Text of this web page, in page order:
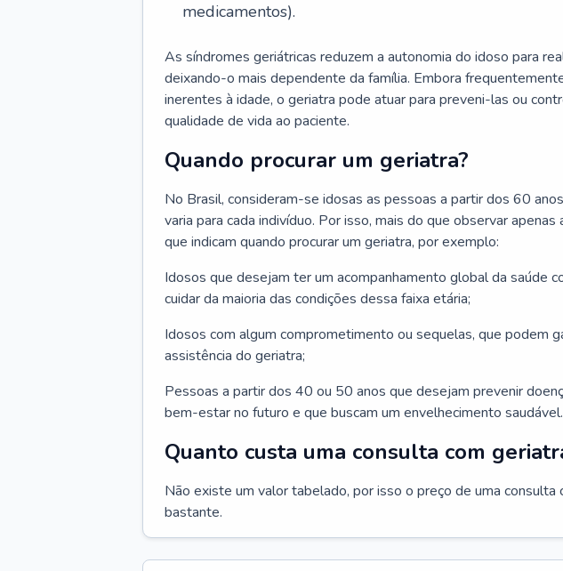
medicamentos).
As síndromes geriátricas reduzem a autonomia do idoso para
deixando-o mais dependente da família. Embora
inerentes à idade, o geriatra pode atuar para preveni-las ou
qualidade de vida ao paciente.
Quando procurar um geriatra?
No Brasil, consideram-se idosas as pessoas a partir dos 60
varia para cada indivíduo. Por isso, mais do que observar apenas
que indicam quando procurar um geriatra, por exemplo:
Idosos que desejam ter um acompanhamento global da saúde
cuidar da maioria das condições dessa faixa etária;
Idosos com algum comprometimento ou sequelas, que podem
assistência do geriatra;
Pessoas a partir dos 40 ou 50 anos que desejam prevenir
bem-estar no futuro e que buscam um envelhecimento saudável.
Quanto custa uma consulta com
Não existe um valor tabelado, por isso o preço de uma consulta
bastante.